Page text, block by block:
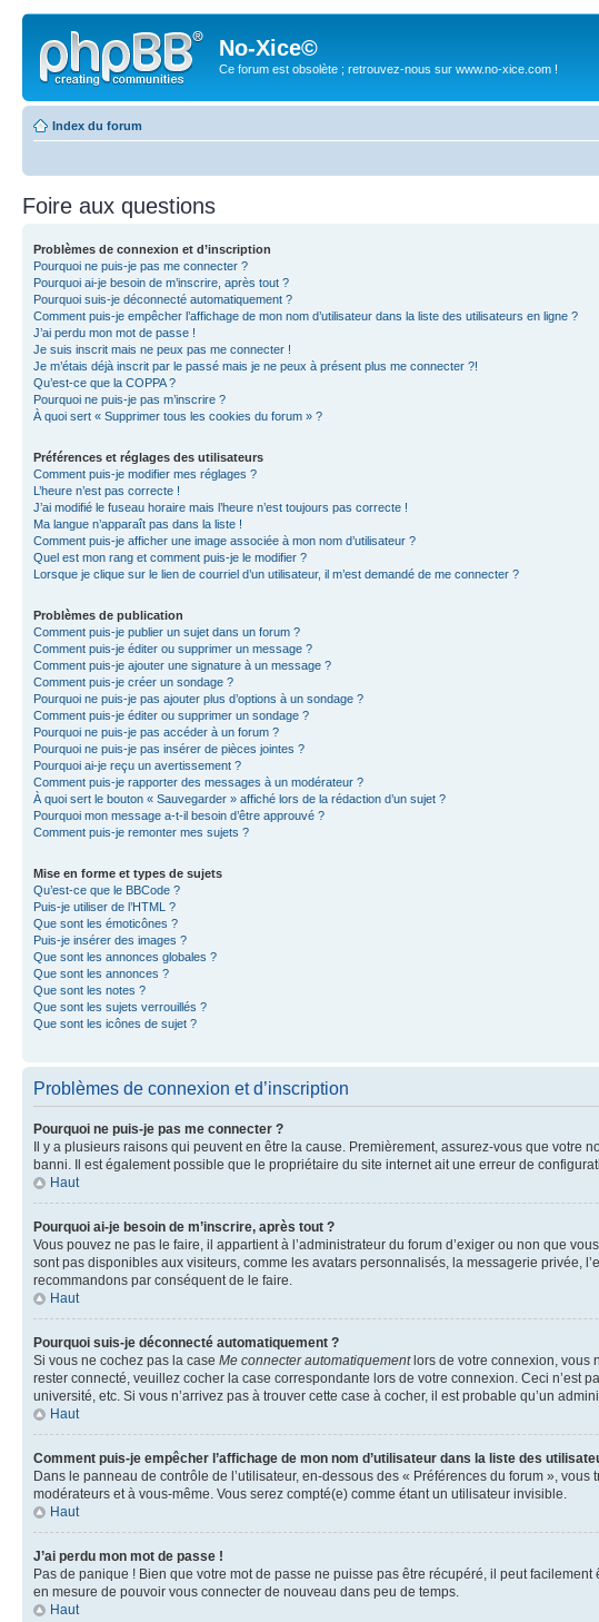
No-Xice©
Ce forum est obsolète ; retrouvez-nous sur www.no-xice.com !
Index du forum
Foire aux questions
Problèmes de connexion et d’inscription
Pourquoi ne puis-je pas me connecter ?
Pourquoi ai-je besoin de m’inscrire, après tout ?
Pourquoi suis-je déconnecté automatiquement ?
Comment puis-je empêcher l’affichage de mon nom d’utilisateur dans la liste des utilisateurs en ligne ?
J’ai perdu mon mot de passe !
Je suis inscrit mais ne peux pas me connecter !
Je m’étais déjà inscrit par le passé mais je ne peux à présent plus me connecter ?!
Qu’est-ce que la COPPA ?
Pourquoi ne puis-je pas m’inscrire ?
À quoi sert « Supprimer tous les cookies du forum » ?
Préférences et réglages des utilisateurs
Comment puis-je modifier mes réglages ?
L’heure n’est pas correcte !
J’ai modifié le fuseau horaire mais l’heure n’est toujours pas correcte !
Ma langue n’apparaît pas dans la liste !
Comment puis-je afficher une image associée à mon nom d’utilisateur ?
Quel est mon rang et comment puis-je le modifier ?
Lorsque je clique sur le lien de courriel d’un utilisateur, il m’est demandé de me connecter ?
Problèmes de publication
Comment puis-je publier un sujet dans un forum ?
Comment puis-je éditer ou supprimer un message ?
Comment puis-je ajouter une signature à un message ?
Comment puis-je créer un sondage ?
Pourquoi ne puis-je pas ajouter plus d’options à un sondage ?
Comment puis-je éditer ou supprimer un sondage ?
Pourquoi ne puis-je pas accéder à un forum ?
Pourquoi ne puis-je pas insérer de pièces jointes ?
Pourquoi ai-je reçu un avertissement ?
Comment puis-je rapporter des messages à un modérateur ?
À quoi sert le bouton « Sauvegarder » affiché lors de la rédaction d’un sujet ?
Pourquoi mon message a-t-il besoin d’être approuvé ?
Comment puis-je remonter mes sujets ?
Mise en forme et types de sujets
Qu’est-ce que le BBCode ?
Puis-je utiliser de l’HTML ?
Que sont les émoticônes ?
Puis-je insérer des images ?
Que sont les annonces globales ?
Que sont les annonces ?
Que sont les notes ?
Que sont les sujets verrouillés ?
Que sont les icônes de sujet ?
Problèmes de connexion et d’inscription
Pourquoi ne puis-je pas me connecter ?
Il y a plusieurs raisons qui peuvent en être la cause. Premièrement, assurez-vous que votre
banni. Il est également possible que le propriétaire du site internet ait une erreur de
Haut
Pourquoi ai-je besoin de m’inscrire, après tout ?
Vous pouvez ne pas le faire, il appartient à l’administrateur du forum d’exiger ou non que
sont pas disponibles aux visiteurs, comme les avatars personnalisés, la messagerie privée,
recommandons par conséquent de le faire.
Haut
Pourquoi suis-je déconnecté automatiquement ?
Si vous ne cochez pas la case Me connecter automatiquementlors de votre connexion, vous
rester connecté, veuillez cocher la case correspondante lors de votre connexion. Ceci n’est
université, etc. Si vous n’arrivez pas à trouver cette case à cocher, il est probable qu’un
Haut
Comment puis-je empêcher l’affichage de mon nom d’utilisateur dans la liste des
Dans le panneau de contrôle de l’utilisateur, en-dessous des « Préférences du forum », vous
modérateurs et à vous-même. Vous serez compté(e) comme étant un utilisateur invisible.
Haut
J’ai perdu mon mot de passe !
Pas de panique ! Bien que votre mot de passe ne puisse pas être récupéré, il peut
en mesure de pouvoir vous connecter de nouveau dans peu de temps.
Haut